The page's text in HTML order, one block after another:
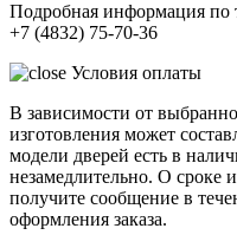
Подробная информация по
+7 (4832) 75-70-36
Условия оплаты
В зависимости от
изготовления может
модели дверей есть в
незамедлительно. О сроке
получите сообщение в
оформления заказа.